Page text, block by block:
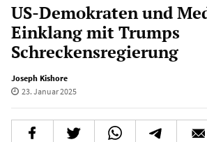
US-Demokraten und
Einklang mit Trumps
Schreckensregierung
Joseph Kishore
23. Januar 2025